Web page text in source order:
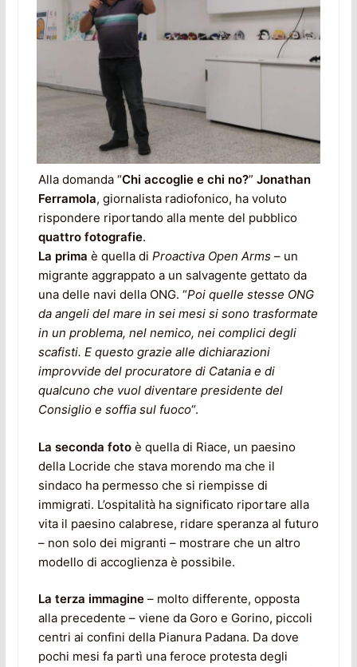
Alla domanda “Chi accoglie e chi no?” Jonathan
Ferramola, giornalista radiofonico, ha voluto
rispondere riportando alla mente del pubblico
quattro fotografie.
La prima è quella di Proactiva Open Arms– un
migrante aggrappato a un salvagente gettato da
una delle navi della ONG. “Poi quelle stesse ONG
da angeli del mare in sei mesi si sono trasformate
in un problema, nel nemico, nei complici degli
scafisti. E questo grazie alle dichiarazioni
improvvide del procuratore di Catania e di
qualcuno che vuol diventare presidente del
Consiglio e soffia sul fuoco“.
La seconda fotoè quella di Riace, un paesino
della Locride che stava morendo ma che il
sindaco ha permesso che si riempisse di
immigrati. L’ospitalità ha significato riportare alla
vita il paesino calabrese, ridare speranza al futuro
– non solo dei migranti – mostrare che un altro
modello di accoglienza è possibile.
La terza immagine– molto differente, opposta
alla precedente – viene da Goro e Gorino, piccoli
centri ai confini della Pianura Padana. Da dove
pochi mesi fa partì una feroce protesta degli